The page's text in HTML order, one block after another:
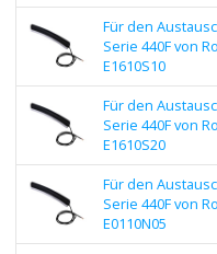
Für den
Serie 440F von
E1610S10
Für den
Serie 440F von
E1610S20
Für den
Serie 440F von
E0110N05